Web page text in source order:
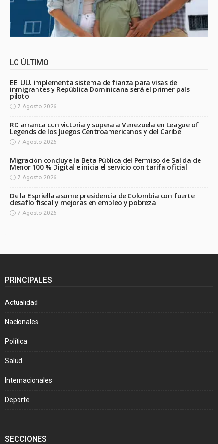
LO ÚLTIMO
EE. UU. implementa sistema de fianza para visas de
inmigrantes y República Dominicana será el primer país
piloto
7 Agosto 2026
RD arranca con victoria y supera a Venezuela en League of
Legends de los Juegos Centroamericanos y del Caribe
7 Agosto 2026
Migración concluye la Beta Pública del Permiso de Salida de
Menor 100 % Digital e inicia el servicio con tarifa oficial
7 Agosto 2026
De la Espriella asume presidencia de Colombia con fuerte
desafío fiscal y mejoras en empleo y pobreza
7 Agosto 2026
PRINCIPALES
Actualidad
Nacionales
Política
Salud
Internacionales
Deporte
SECCIONES